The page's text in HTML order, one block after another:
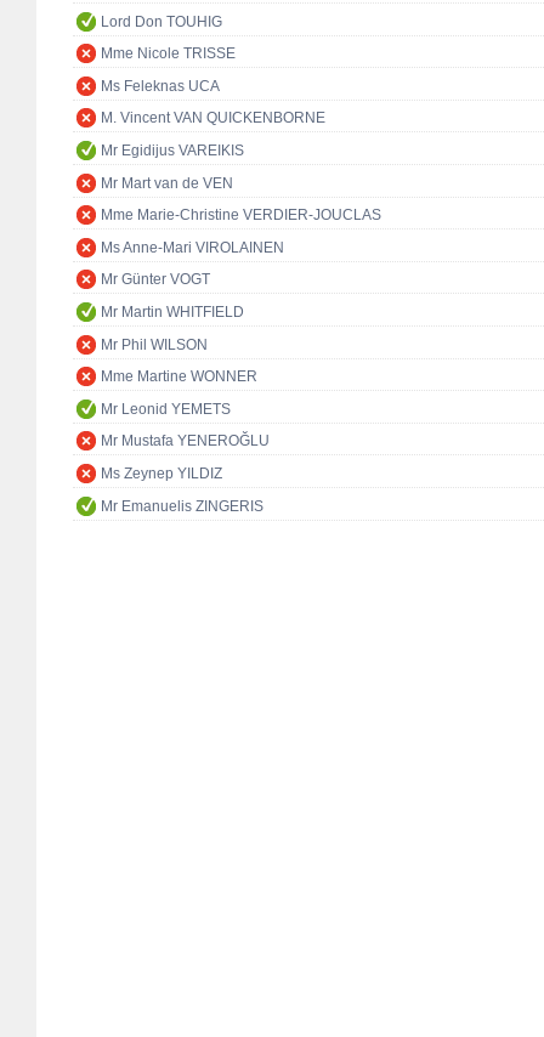
Lord Don TOUHIG
Mme Nicole TRISSE
Ms Feleknas UCA
M. Vincent VAN QUICKENBORNE
Mr Egidijus VAREIKIS
Mr Mart van de VEN
Mme Marie-Christine VERDIER-JOUCLAS
Ms Anne-Mari VIROLAINEN
Mr Günter VOGT
Mr Martin WHITFIELD
Mr Phil WILSON
Mme Martine WONNER
Mr Leonid YEMETS
Mr Mustafa YENEROĞLU
Ms Zeynep YILDIZ
Mr Emanuelis ZINGERIS